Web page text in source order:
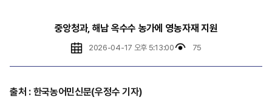
중앙청과, 해남 옥수수 농가에 영농자재 지원
2026-04-17 오후 5:13:00 75
출처 : 한국농어민신문(우정수 기자)